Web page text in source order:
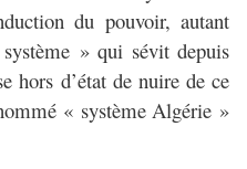
du pouvoir, autant
» qui sévit depuis
hors d’état de nuire de ce
« système Algérie »